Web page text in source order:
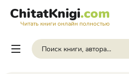
ChitatKnigi.com
Читать книги онлайн полностью